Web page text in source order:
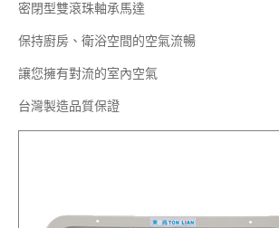
密閉型雙滾珠軸承馬達
保持廚房、衛浴空間的空氣流暢
讓您擁有對流的室內空氣
台灣製造品質保證